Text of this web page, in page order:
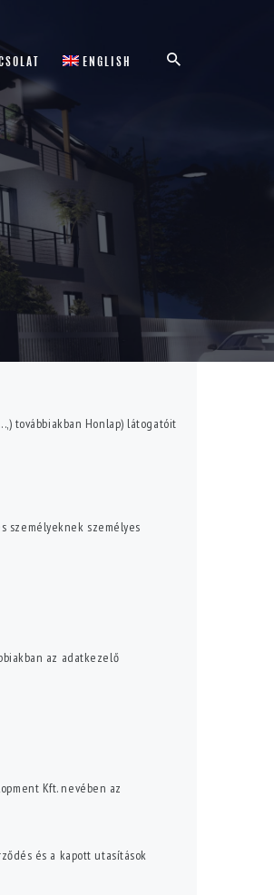
ENGLISH
továbbiakban Honlap) látogatóit
személyeknek személyes
az adatkezelő
Kft. nevében az
és a kapott utasítások